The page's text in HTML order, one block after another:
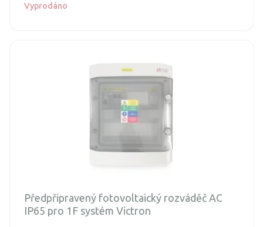
Vyprodáno
Předpřipravený fotovoltaický rozváděč AC
IP65 pro 1F systém Victron